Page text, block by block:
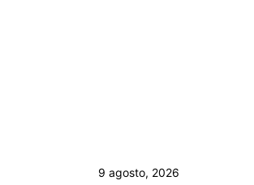
9 agosto, 2026